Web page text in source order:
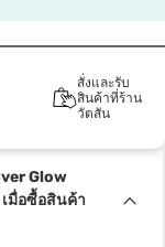
สั่งและรับ
สินค้าที่ร้าน
วัตสัน
Glow
มื่อซื้อสินค้า